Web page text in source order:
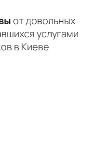
от довольных
услугами
в Киеве